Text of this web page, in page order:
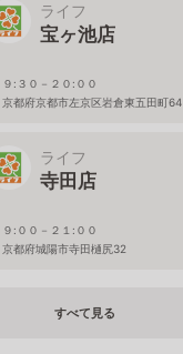
ライフ
宝ヶ池店
９:３０－２０:００
京都府京都市左京区岩倉東五田町64
ライフ
寺田店
９:００－２１:００
京都府城陽市寺田樋尻32
すべて見る